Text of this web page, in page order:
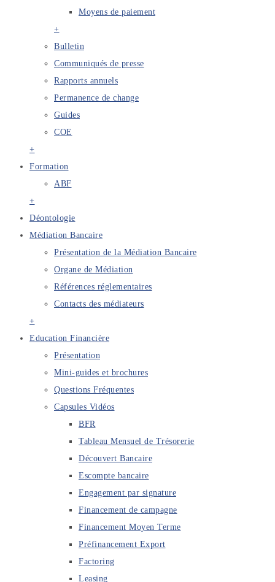
Moyens de paiement
+
Bulletin
Communiqués de presse
Rapports annuels
Permanence de change
Guides
COE
+
Formation
ABF
+
Déontologie
Médiation Bancaire
Présentation de la Médiation Bancaire
Organe de Médiation
Références réglementaires
Contacts des médiateurs
+
Education Financière
Présentation
Mini-guides et brochures
Questions Fréquentes
Capsules Vidéos
BFR
Tableau Mensuel de Trésorerie
Découvert Bancaire
Escompte bancaire
Engagement par signature
Financement de campagne
Financement Moyen Terme
Préfinancement Export
Factoring
Leasing